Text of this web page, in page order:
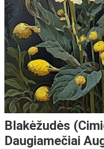
Blakėžudės
Daugiamečiai